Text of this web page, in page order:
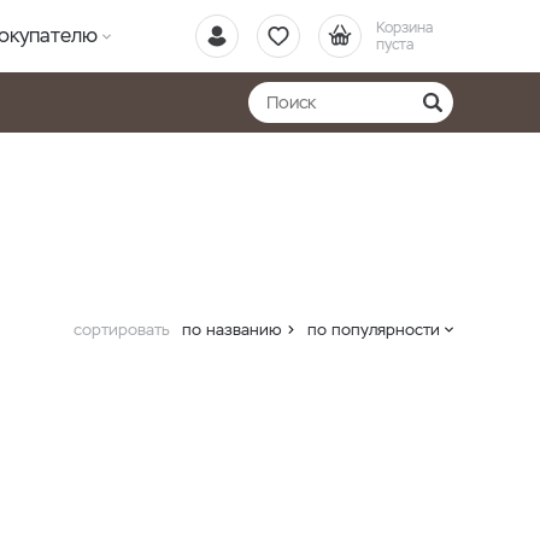
Корзина
пуста
сортировать по названию по популярности